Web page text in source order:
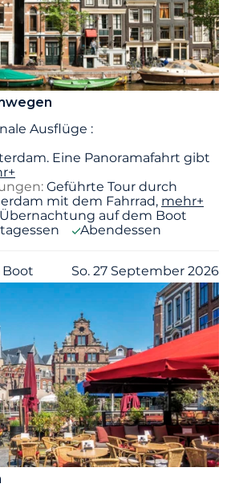
Ausflüge :
Eine Panoramafahrt gibt
Geführte Tour durch
mit dem Fahrrad, mehr+
Übernachtung auf dem Boot
Abendessen
Boot So. 27 September 2026